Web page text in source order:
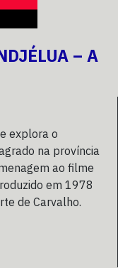
– A
explora o
na província
ao filme
em 1978
de Carvalho.